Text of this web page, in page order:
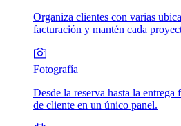
Organiza clientes con varias
facturación y mantén cada
Fotografía
Desde la reserva hasta la
de cliente en un único panel.